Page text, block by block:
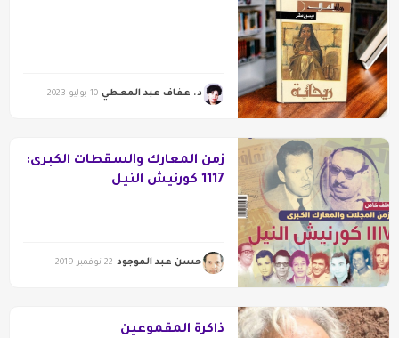
د. عفاف عبد المعطي 10 يوليو 2023
زمن المعارك والسقطات الكبرى:
1117 كورنيش النيل
حسن عبد الموجود 22 نوفمبر 2019
ذاكرة المقموعين